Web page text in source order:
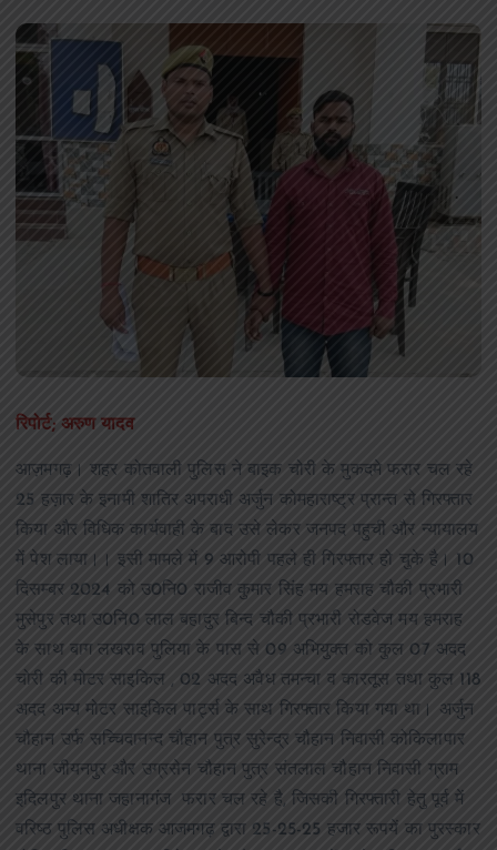
रिपोर्ट; अरुण यादव
आज़मगढ़। शहर कोतवाली पुलिस ने बाइक चोरी के मुकदमे फरार चल रहे
25 हज़ार के इनामी शातिर अपराधी अर्जुन कोमहाराष्ट्र प्रान्त से गिरफ्तार
किया और विधिक कार्यवाही के बाद उसे लेकर जनपद पहुची और न्यायालय
में पेश लाया।। इसी मामले में 9 आरोपी पहले ही गिरफ्तार हो चुके है। 10
दिसम्बर 2024 को उ0नि0 राजीव कुमार सिंह मय हमराह चौकी प्रभारी
मुसेपुर तथा उ0नि0 लाल बहादुर बिन्द चौकी प्रभारी रोडवेज मय हमराह
के साथ बाग लखराव पुलिया के पास से 09 अभियुक्त को कुल 07 अदद
चोरी की मोटर साइकिल , 02 अदद अवैध तमन्चा व कारतूस तथा कुल 118
अदद अन्य मोटर साइकिल पार्ट्स के साथ गिरफ्तार किया गया था। अर्जुन
चौहान उर्फ सच्चिदानन्द चौहान पुत्र सुरेन्द्र चौहान निवासी कोकिलापार
थाना जीयनपुर और उग्रसेन चौहान पुत्र संतलाल चौहान निवासी ग्राम
इदिलपुर थाना जहानागंज फरार चल रहे है, जिसकी गिरफ्तारी हेतु पूर्व में
वरिष्ठ पुलिस अधीक्षक आजमगढ़ द्वारा 25-25-25 हजार रूपयें का पुरस्कार